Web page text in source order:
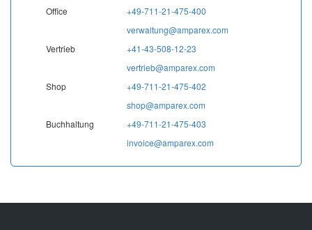
Office
+49-711-21-475-400
verwaltung@amparex.com
Vertrieb
+41-43-508-12-23
vertrieb@amparex.com
Shop
+49-711-21-475-402
shop@amparex.com
Buchhaltung
+49-711-21-475-403
invoice@amparex.com